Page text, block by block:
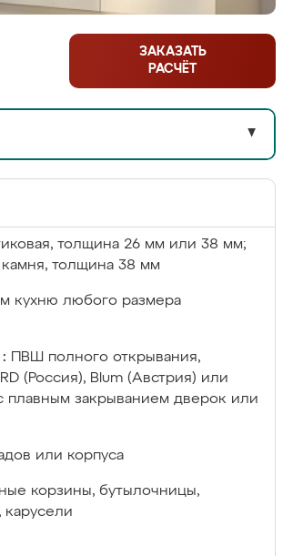
ЗАКАЗАТЬ
РАСЧЁТ
▼
толщина 26 мм или 38 мм;
камня, толщина 38 мм
кухню любого размера
ПВШ полного открывания,
(Россия), Blum (Австрия) или
плавным закрыванием дверок или
или корпуса
корзины, бутылочницы,